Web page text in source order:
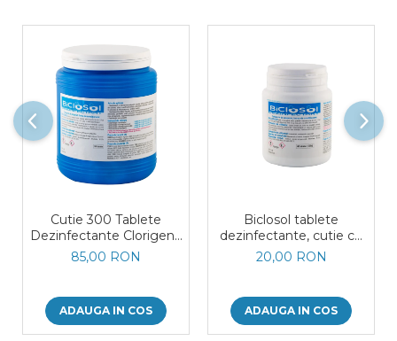
Cutie 300 Tablete
Dezinfectante Clorigene
Eferverscente Biclosol 1
85,00 RON
ADAUGA IN COS
Biclosol tablete
dezinfectante, cutie cu
60 bucati
20,00 RON
ADAUGA IN COS